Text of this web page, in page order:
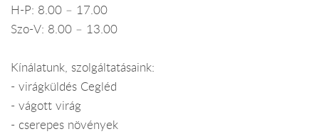
H-P: 8.00 – 17.00
Szo-V: 8.00 – 13.00
Kínálatunk, szolgáltatásaink:
- virágküldés Cegléd
- vágott virág
- cserepes növények